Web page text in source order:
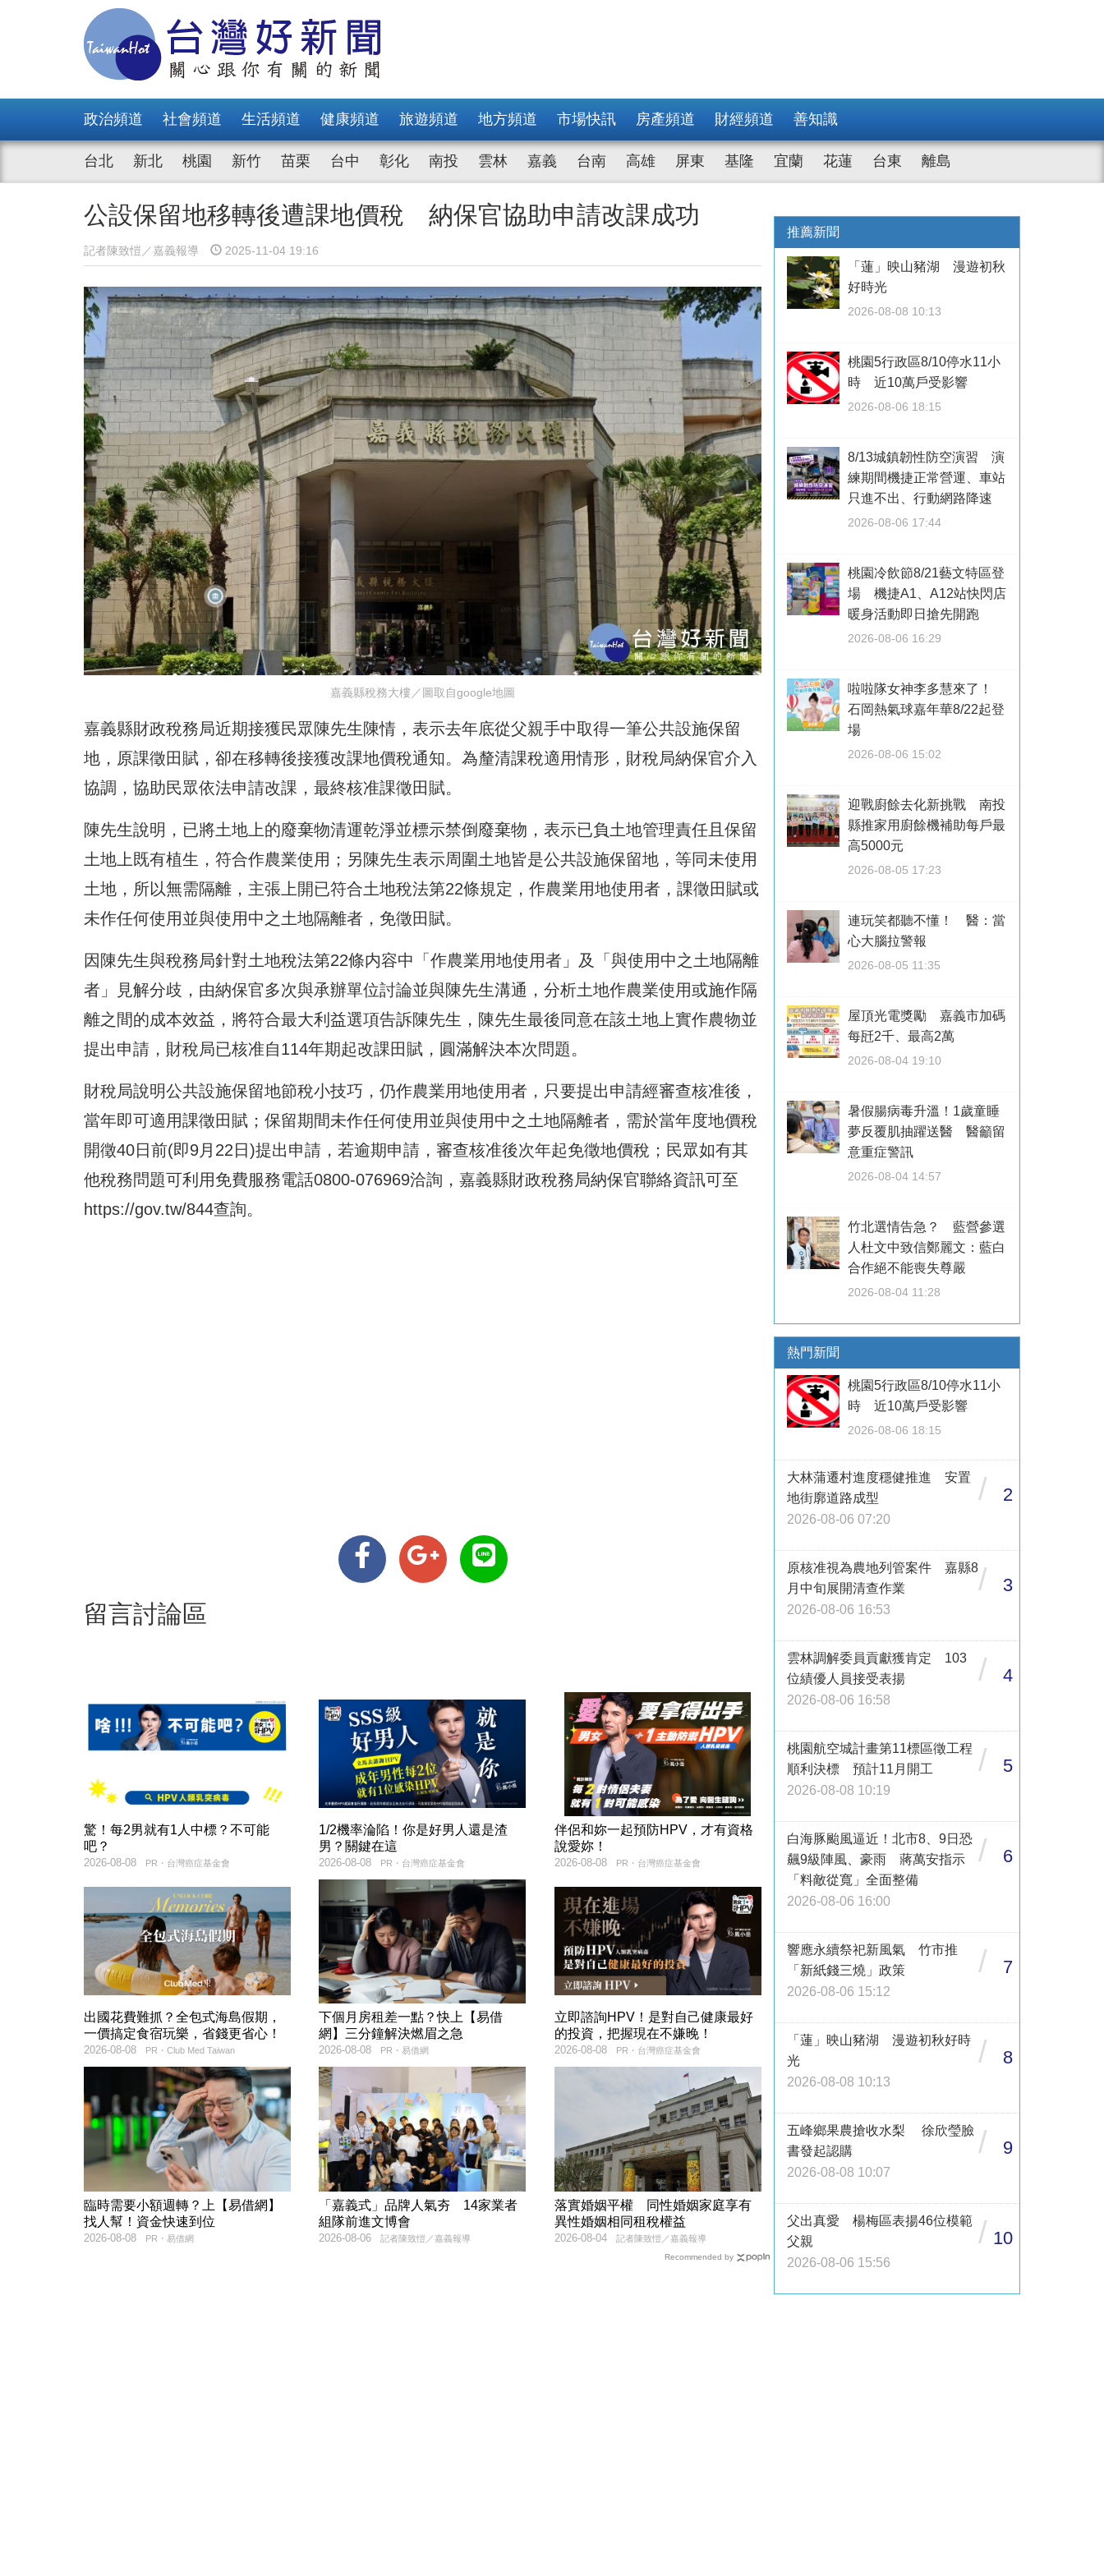
政治頻道 社會頻道 生活頻道 健康頻道 旅遊頻道 地方頻道 市場快訊 房產頻道 財經頻道 善知識
台北 新北 桃園 新竹 苗栗 台中 彰化 南投 雲林 嘉義 台南 高雄 屏東 基隆 宜蘭 花蓮 台東 離島
公設保留地移轉後遭課地價稅 納保官協助申請改課成功
記者陳致愷／嘉義報導 2025-11-04 19:16
嘉義縣稅務大樓／圖取自google地圖
嘉義縣財政稅務局近期接獲民眾陳先生陳情，表示去年底從父親手中取得一筆公共設施保留
地，原課徵田賦，卻在移轉後接獲改課地價稅通知。為釐清課稅適用情形，財稅局納保官介入
協調，協助民眾依法申請改課，最終核准課徵田賦。
陳先生說明，已將土地上的廢棄物清運乾淨並標示禁倒廢棄物，表示已負土地管理責任且保留
土地上既有植生，符合作農業使用；另陳先生表示周圍土地皆是公共設施保留地，等同未使用
土地，所以無需隔離，主張上開已符合土地稅法第22條規定，作農業用地使用者，課徵田賦或
未作任何使用並與使用中之土地隔離者，免徵田賦。
因陳先生與稅務局針對土地稅法第22條内容中「作農業用地使用者」及「與使用中之土地隔離
者」見解分歧，由納保官多次與承辦單位討論並與陳先生溝通，分析土地作農業使用或施作隔
離之間的成本效益，將符合最大利益選項告訴陳先生，陳先生最後同意在該土地上實作農物並
提出申請，財稅局已核准自114年期起改課田賦，圓滿解決本次問題。
財稅局說明公共設施保留地節稅小技巧，仍作農業用地使用者，只要提出申請經審查核准後，
當年即可適用課徵田賦；保留期間未作任何使用並與使用中之土地隔離者，需於當年度地價稅
開徵40日前(即9月22日)提出申請，若逾期申請，審查核准後次年起免徵地價稅；民眾如有其
他稅務問題可利用免費服務電話0800-076969洽詢，嘉義縣財政稅務局納保官聯絡資訊可至
https://gov.tw/844查詢。
留言討論區
驚！每2男就有1人中標？不可能
吧？
PR・台灣癌症基金會
2026-08-08
1/2機率淪陷！你是好男人還是渣
男？關鍵在這
PR・台灣癌症基金會
2026-08-08
伴侶和妳一起預防HPV，才有資格
說愛妳！
PR・台灣癌症基金會
2026-08-08
出國花費難抓？全包式海島假期，
一價搞定食宿玩樂，省錢更省心！
PR・Club Med Taiwan
2026-08-08
下個月房租差一點？快上【易借
網】三分鐘解決燃眉之急
PR・易借網
2026-08-08
立即諮詢HPV！是對自己健康最好
的投資，把握現在不嫌晚！
PR・台灣癌症基金會
2026-08-08
臨時需要小額週轉？上【易借網】
找人幫！資金快速到位
PR・易借網
2026-08-08
「嘉義式」品牌人氣夯 14家業者
組隊前進文博會
記者陳致愷／嘉義報導
2026-08-06
落實婚姻平權 同性婚姻家庭享有
異性婚姻相同租稅權益
記者陳致愷／嘉義報導
2026-08-04
Recommended by
推薦新聞
「蓮」映山豬湖 漫遊初秋
好時光
2026-08-08 10:13
桃園5行政區8/10停水11小
時 近10萬戶受影響
2026-08-06 18:15
8/13城鎮韌性防空演習 演
練期間機捷正常營運、車站
只進不出、行動網路降速
2026-08-06 17:44
桃園冷飲節8/21藝文特區登
場 機捷A1、A12站快閃店
暖身活動即日搶先開跑
2026-08-06 16:29
啦啦隊女神李多慧來了！
石岡熱氣球嘉年華8/22起登
場
2026-08-06 15:02
迎戰廚餘去化新挑戰 南投
縣推家用廚餘機補助每戶最
高5000元
2026-08-05 17:23
連玩笑都聽不懂！ 醫：當
心大腦拉警報
2026-08-05 11:35
屋頂光電獎勵 嘉義市加碼
每瓩2千、最高2萬
2026-08-04 19:10
暑假腸病毒升溫！1歲童睡
夢反覆肌抽躍送醫 醫籲留
意重症警訊
2026-08-04 14:57
竹北選情告急？ 藍營參選
人杜文中致信鄭麗文：藍白
合作絕不能喪失尊嚴
2026-08-04 11:28
熱門新聞
桃園5行政區8/10停水11小
時 近10萬戶受影響
2026-08-06 18:15
大林蒲遷村進度穩健推進 安置
地街廓道路成型
2026-08-06 07:20
/ 2
原核准視為農地列管案件 嘉縣8
月中旬展開清查作業
2026-08-06 16:53
/ 3
雲林調解委員貢獻獲肯定 103
位績優人員接受表揚
2026-08-06 16:58
/ 4
桃園航空城計畫第11標區徵工程
順利決標 預計11月開工
2026-08-08 10:19
/ 5
白海豚颱風逼近！北市8、9日恐
飆9級陣風、豪雨 蔣萬安指示
「料敵從寬」全面整備
2026-08-06 16:00
/ 6
響應永續祭祀新風氣 竹市推
「新紙錢三燒」政策
2026-08-06 15:12
/ 7
「蓮」映山豬湖 漫遊初秋好時
光
2026-08-08 10:13
/ 8
五峰鄉果農搶收水梨 徐欣瑩臉
書發起認購
2026-08-08 10:07
/ 9
父出真愛 楊梅區表揚46位模範
父親
2026-08-06 15:56
/ 10